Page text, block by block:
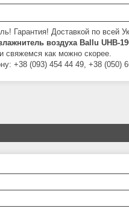
Гарантия! Доставкой по всей
воздуха Ballu UHB-
свяжемся как можно скорее.
+38 (093) 454 44 49, +38 (050)